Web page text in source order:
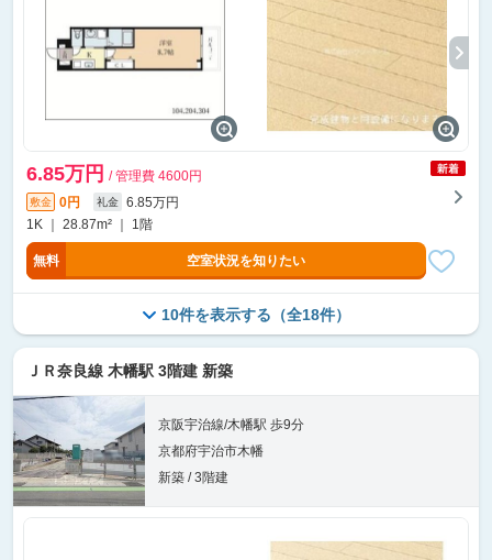
6.85万円 / 管理費 4600円
敷金 0円 礼金
6.85万円
1K ｜ 28.87m² ｜ 1階
無料 空室状況を知りたい
10件を表示する（全18件）
ＪＲ奈良線 木幡駅 3階建 新築
京阪宇治線/木幡駅 歩9分
京都府宇治市木幡
新築 / 3階建